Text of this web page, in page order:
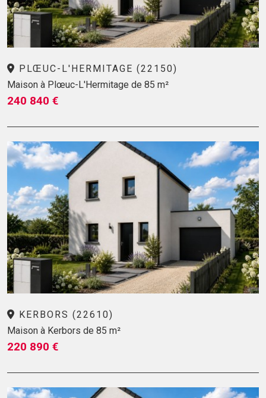
PLŒUC-L'HERMITAGE (22150)
Maison à Plœuc-L'Hermitage de 85 m²
240 840 €
KERBORS (22610)
Maison à Kerbors de 85 m²
220 890 €